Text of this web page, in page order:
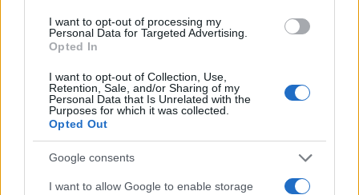
I want to opt-out of processing my
Personal Data for Targeted Advertising.
Opted In
I want to opt-out of Collection, Use,
Retention, Sale, and/or Sharing of my
Personal Data that Is Unrelated with the
Purposes for which it was collected.
Opted Out
Google consents
I want to allow Google to enable storage
Flash.grστην αναζήτηση της Google